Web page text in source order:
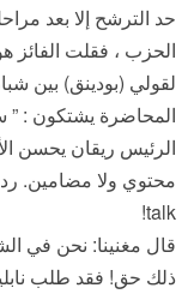
حد الترشح إلا بعد
الحزب ، فقلت
لقولي (بودينق) بين
المحاضرة يشتكون : ”
الرئيس ريقان يحسن
talk!
قال مغنينا: نحن في
ذلك حق! فقد طلب